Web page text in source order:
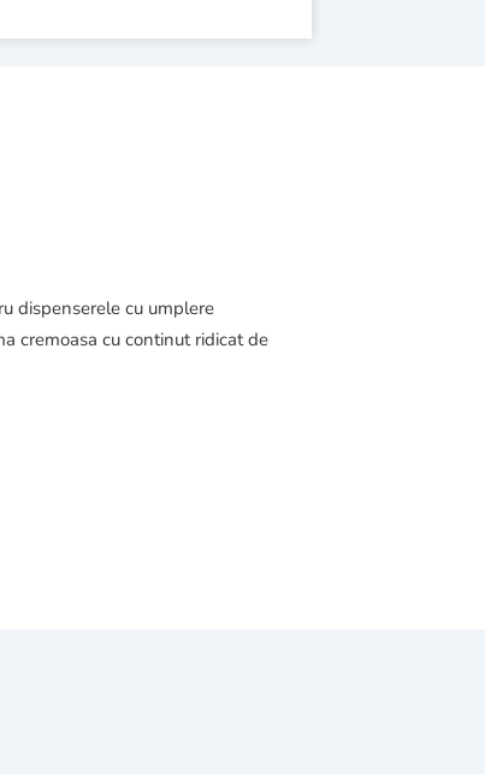
dispenserele cu umplere
cremoasa cu continut ridicat de